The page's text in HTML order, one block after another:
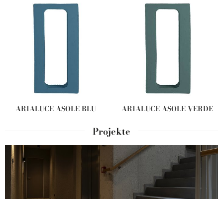
ARIALUCE ASOLE BLU ARIALUCE ASOLE VERDE
Projekte